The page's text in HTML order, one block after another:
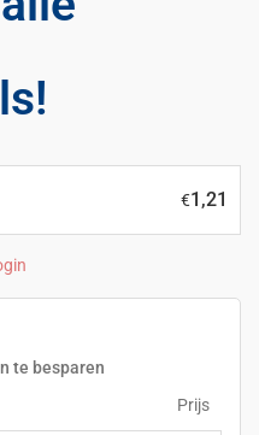
€1,21
te besparen
Prijs